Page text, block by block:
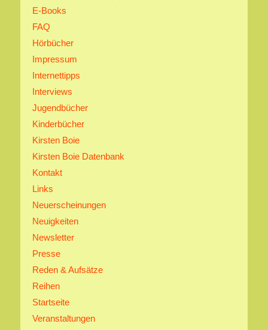
E-Books
FAQ
Hörbücher
Impressum
Internettipps
Interviews
Jugendbücher
Kinderbücher
Kirsten Boie
Kirsten Boie Datenbank
Kontakt
Links
Neuerscheinungen
Neuigkeiten
Newsletter
Presse
Reden & Aufsätze
Reihen
Startseite
Veranstaltungen